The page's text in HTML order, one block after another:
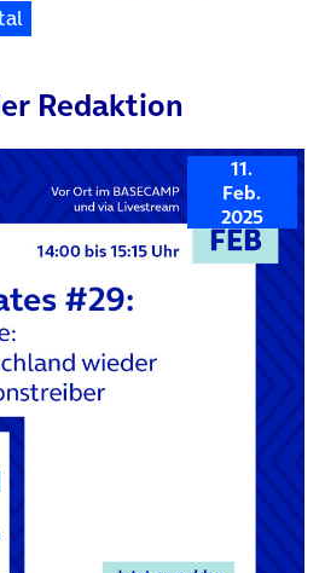
Redaktion
11.
Feb.
2025